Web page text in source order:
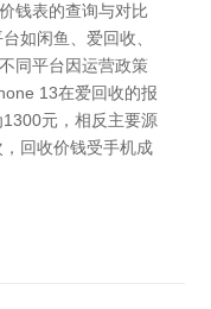
钱表的查询与对比
如闲鱼、爱回收、
同平台因运营政策
13在爱回收的报
元，相反主要源
回收价钱受手机成